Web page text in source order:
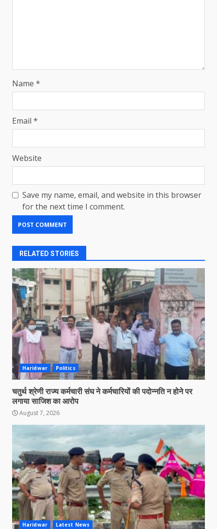
Name *
Email *
Website
Save my name, email, and website in this browser
for the next time I comment.
RELATED STORIES
Haridwar Politics
चतुर्थ श्रेणी राज्य कर्मचारी संघ ने कर्मचारियों की पदोन्नति न होने पर
लगाया साजिश का आरोप
August 7, 2026
Haridwar Latest News